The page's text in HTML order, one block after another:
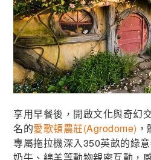
享用早餐後，開啟文化與奇幻
名的愛歌頓農莊(Agrodome)
專屬拖拉機深入350英畝的綠
奶牛、綿羊等動物親密互動，